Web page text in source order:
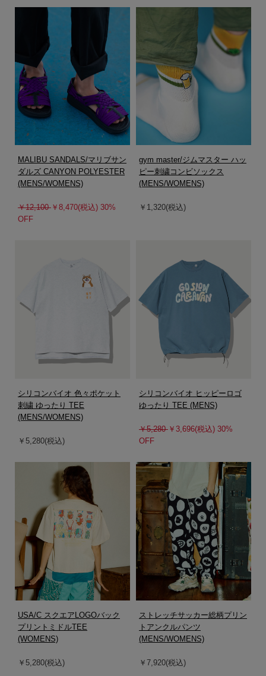
MALIBU SANDALS/マリブサン
ダルズ CANYON POLYESTER
(MENS/WOMENS)
￥12,100 ￥8,470(税込) 30%
OFF
gym master/ジムマスター ハッ
ピー刺繍コンビソックス
(MENS/WOMENS)
￥1,320(税込)
シリコンバイオ 色々ポケット
刺繍 ゆったり TEE
(MENS/WOMENS)
￥5,280(税込)
シリコンバイオ ヒッピーロゴ
ゆったり TEE (MENS)
￥5,280 ￥3,696(税込) 30%
OFF
USA/C スクエアLOGOバック
プリントミドルTEE
(WOMENS)
￥5,280(税込)
ストレッチサッカー総柄プリン
トアンクルパンツ
(MENS/WOMENS)
￥7,920(税込)